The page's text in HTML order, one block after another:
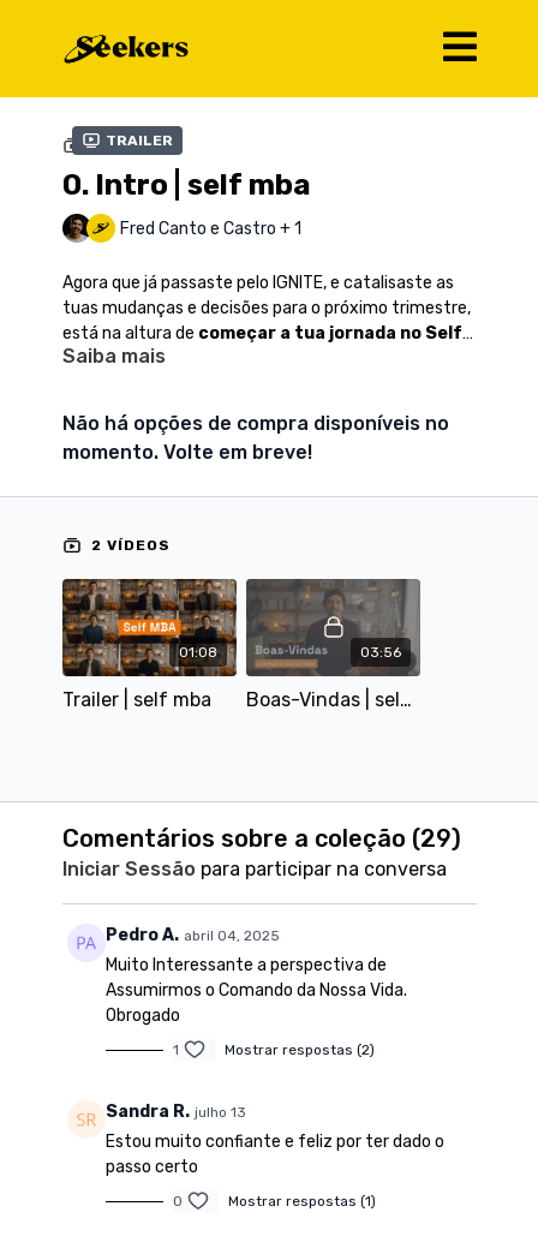
Trailer
COLEÇÃO
0. Intro | self mba
Fred Canto e Castro + 1
Agora que já passaste pelo IGNITE, e catalisaste as
tuas mudanças e decisões para o próximo trimestre,
está na altura de começar a tua jornada no Self
MBA, onde vamos falar sobre
Saiba mais
Não há opções de compra disponíveis no
momento. Volte em breve!
2 VÍDEOS
01:08
Trailer | self mba
03:56
Boas-Vindas | self mba
Comentários sobre a coleção (29)
Iniciar Sessão para participar na conversa
Pedro A. abril 04, 2025
Muito Interessante a perspectiva de
Assumirmos o Comando da Nossa Vida.
Obrogado
1 Mostrar respostas (2)
Sandra R. julho 13
Estou muito confiante e feliz por ter dado o
passo certo
0 Mostrar respostas (1)